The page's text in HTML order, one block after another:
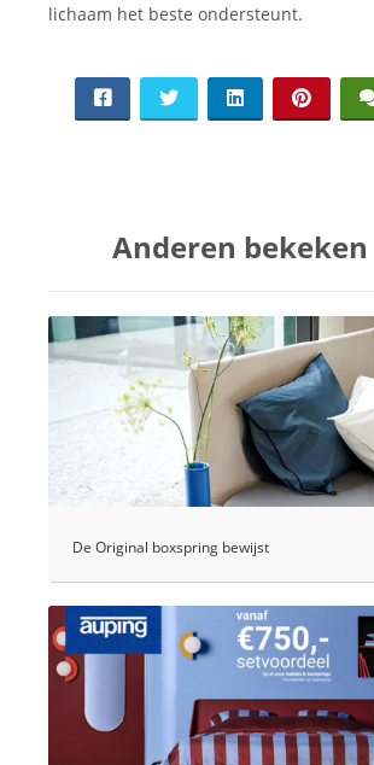
lichaam het beste ondersteunt.
Anderen
De Original boxspring bewijst